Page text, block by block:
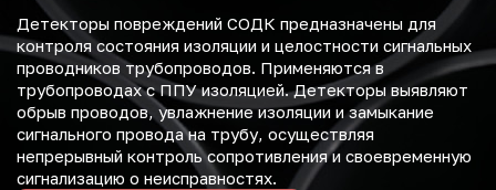
Детекторы повреждений СОДК предназначены для
контроля состояния изоляции и целостности сигнальных
проводников трубопроводов. Применяются в
трубопроводах с ППУ изоляцией. Детекторы выявляют
обрыв проводов, увлажнение изоляции и замыкание
сигнального провода на трубу, осуществляя
непрерывный контроль сопротивления и своевременную
сигнализацию о неисправностях.